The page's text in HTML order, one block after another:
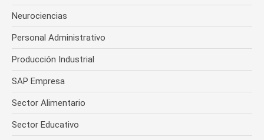
Neurociencias
Personal Administrativo
Producción Industrial
SAP Empresa
Sector Alimentario
Sector Educativo